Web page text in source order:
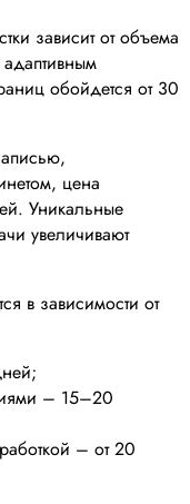
зависит от объема
обойдется от 30
цена
Уникальные
увеличивают
в зависимости от
– 15–20
– от 20